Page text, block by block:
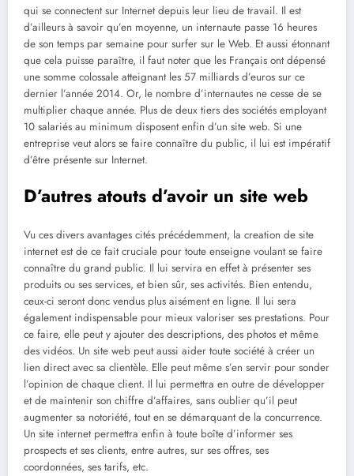
qui se connectent sur Internet depuis leur lieu de travail. Il est
d’ailleurs à savoir qu’en moyenne, un internaute passe 16 heures
de son temps par semaine pour surfer sur le Web. Et aussi étonnant
que cela puisse paraître, il faut noter que les Français ont dépensé
une somme colossale atteignant les 57 milliards d’euros sur ce
dernier l’année 2014. Or, le nombre d’internautes ne cesse de se
multiplier chaque année. Plus de deux tiers des sociétés employant
10 salariés au minimum disposent enfin d’un site web. Si une
entreprise veut alors se faire connaître du public, il lui est impératif
d’être présente sur Internet.
D’autres atouts d’avoir un site web
Vu ces divers avantages cités précédemment, la creation de site
internet est de ce fait cruciale pour toute enseigne voulant se faire
connaître du grand public. Il lui servira en effet à présenter ses
produits ou ses services, et bien sûr, ses activités. Bien entendu,
ceux-ci seront donc vendus plus aisément en ligne. Il lui sera
également indispensable pour mieux valoriser ses prestations. Pour
ce faire, elle peut y ajouter des descriptions, des photos et même
des vidéos. Un site web peut aussi aider toute société à créer un
lien direct avec sa clientèle. Elle peut même s’en servir pour sonder
l’opinion de chaque client. Il lui permettra en outre de développer
et de maintenir son chiffre d’affaires, sans oublier qu’il peut
augmenter sa notoriété, tout en se démarquant de la concurrence.
Un site internet permettra enfin à toute boîte d’informer ses
prospects et ses clients, entre autres, sur ses offres, ses
coordonnées, ses tarifs, etc.